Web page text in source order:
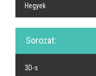
Hegyek
Sorozat:
3D-s